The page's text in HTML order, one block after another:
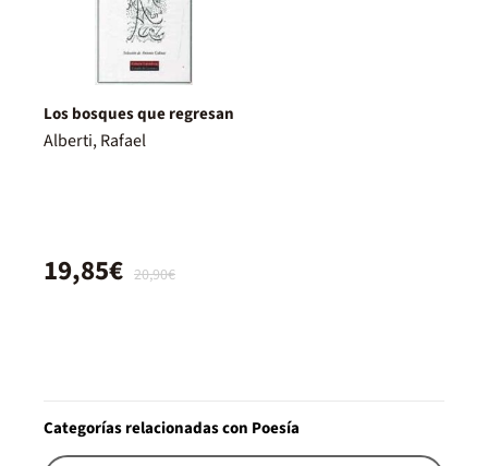
Los bosques que regresan
Alberti, Rafael
20,90€
19,85€
Categorías relacionadas con Poesía